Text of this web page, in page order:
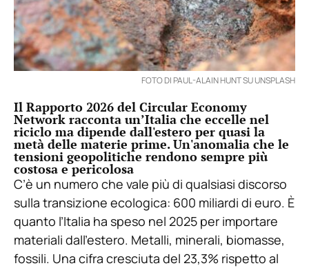
FOTO DI PAUL-ALAIN HUNT SU UNSPLASH
Il Rapporto 2026 del Circular Economy
Network racconta un’Italia che eccelle nel
riciclo ma dipende dall'estero per quasi la
metà delle materie prime. Un'anomalia che le
tensioni geopolitiche rendono sempre più
costosa e pericolosa
C’è un numero che vale più di qualsiasi discorso
sulla transizione ecologica: 600 miliardi di euro. È
quanto l’Italia ha speso nel 2025 per importare
materiali dall’estero. Metalli, minerali, biomasse,
fossili. Una cifra cresciuta del 23,3% rispetto al